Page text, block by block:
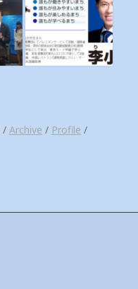
/ Archive / Profile /